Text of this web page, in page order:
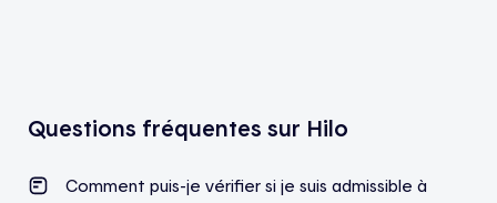
Questions fréquentes sur Hilo
Comment puis-je vérifier si je suis admissible à